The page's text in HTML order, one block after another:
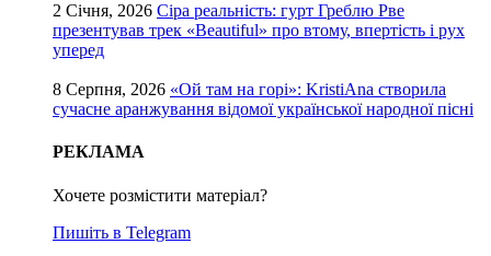
2 Січня, 2026 Сіра реальність: гурт Греблю Рве
презентував трек «Beautiful» про втому, впертість і рух
уперед
8 Серпня, 2026 «Ой там на горі»: KristiAna створила
сучасне аранжування відомої української народної пісні
РЕКЛАМА
Хочете розмістити матеріал?
Пишіть в Telegram